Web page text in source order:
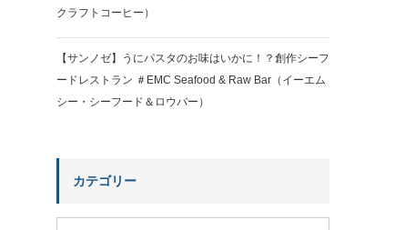
クラフトコーヒー）
【サンノゼ】うにパスタのお味はいかに！？創作シーフ
ードレストラン ＃EMC Seafood & Raw Bar（イーエム
シー・シーフード＆ロウバー）
カテゴリー